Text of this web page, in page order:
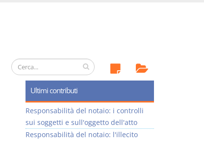
Ultimi contributi
Responsabilità del notaio: i controlli
sui soggetti e sull'oggetto dell'atto
Responsabilità del notaio: l'illecito